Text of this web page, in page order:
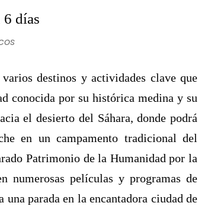
6 días
destinos y actividades clave que
conocida por su histórica medina y su
el desierto del Sáhara, donde podrá
en un campamento tradicional del
Patrimonio de la Humanidad por la
numerosas películas y programas de
parada en la encantadora ciudad de